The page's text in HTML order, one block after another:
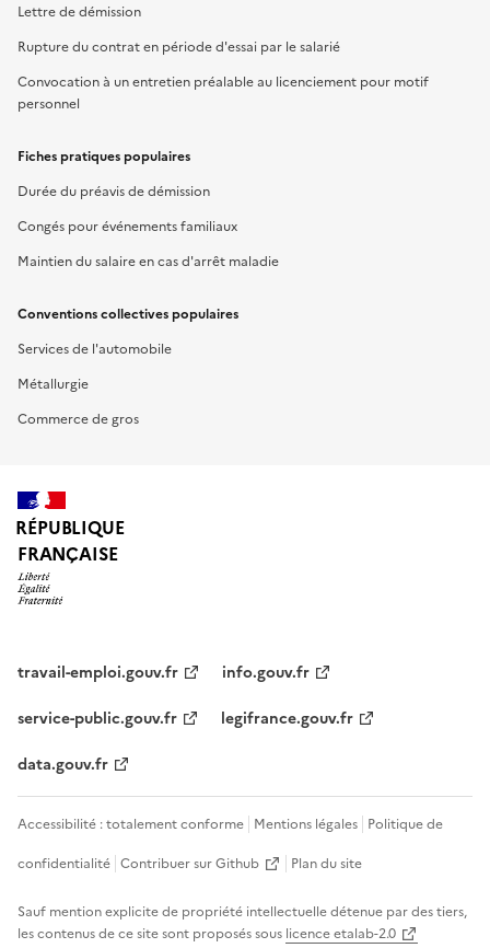
Lettre de démission
Rupture du contrat en période d'essai par le salarié
Convocation à un entretien préalable au licenciement pour motif
personnel
Fiches pratiques populaires
Durée du préavis de démission
Congés pour événements familiaux
Maintien du salaire en cas d'arrêt maladie
Conventions collectives populaires
Services de l'automobile
Métallurgie
Commerce de gros
RÉPUBLIQUE
FRANÇAISE
travail-emploi.gouv.fr
info.gouv.fr
service-public.gouv.fr
legifrance.gouv.fr
data.gouv.fr
Accessibilité : totalement conforme Mentions légales Politique de
confidentialité Contribuer sur Github Plan du site
Sauf mention explicite de propriété intellectuelle détenue par des tiers,
les contenus de ce site sont proposés sous licence etalab-2.0